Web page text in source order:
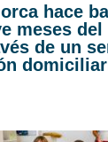
hace
meses del
de un